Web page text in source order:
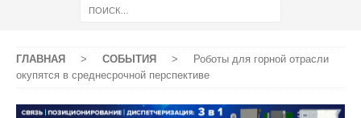
ГЛАВНАЯ > СОБЫТИЯ >
Роботы для горной отрасли
окупятся в среднесрочной перспективе